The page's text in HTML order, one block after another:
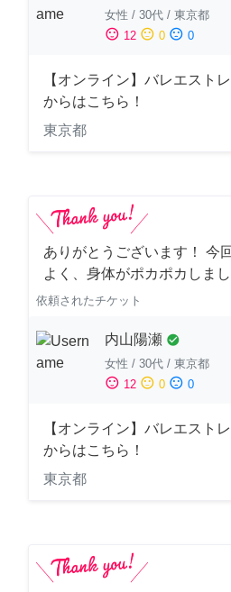
女性 / 30代 / 東京都
sentiment_satisfied 12 sentiment_neutral 0 sentiment_dissatisfied 0
【オンライン】バレエスト
からはこちら！
東京都
ありがとうございます！ 今
よく、身体がポカポカしまし
依頼されたチケット
内山陽瀬 check_circle
女性 / 30代 / 東京都
sentiment_satisfied 12 sentiment_neutral 0 sentiment_dissatisfied 0
【オンライン】バレエスト
からはこちら！
東京都